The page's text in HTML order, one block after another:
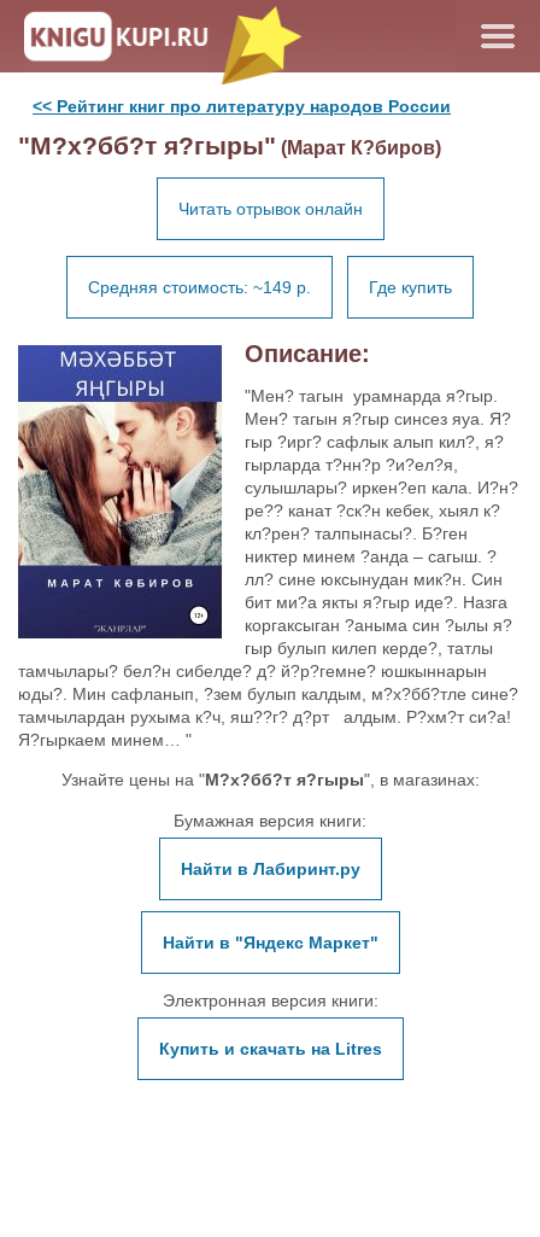
<< Рейтинг книг про литературу народов России
"М?х?бб?т я?гыры" (Марат К?биров)
Читать отрывок онлайн
Средняя стоимость: ~149 р. Где купить
Описание:
"Мен? тагын урамнарда я?гыр.
Мен? тагын я?гыр синсез яуа. Я?
гыр ?ирг? сафлык алып кил?, я?
гырларда т?нн?р ?и?ел?я,
сулышлары? иркен?еп кала. И?н?
ре?? канат ?ск?н кебек, хыял к?
кл?рен? талпынасы?. Б?ген
никтер минем ?анда – сагыш. ?
лл? сине юксынудан мик?н. Син
бит ми?а якты я?гыр иде?. Назга
коргаксыган ?аныма син ?ылы я?
гыр булып килеп керде?, татлы
тамчылары? бел?н сибелде? д? й?р?гемне? юшкыннарын
юды?. Мин сафланып, ?зем булып калдым, м?х?бб?тле сине?
тамчылардан рухыма к?ч, яш??г? д?рт алдым. Р?хм?т си?а!
Я?гыркаем минем… "
Узнайте цены на "М?х?бб?т я?гыры", в магазинах:
Бумажная версия книги:
Найти в Лабиринт.ру
Найти в "Яндекс Маркет"
Электронная версия книги:
Купить и скачать на Litres